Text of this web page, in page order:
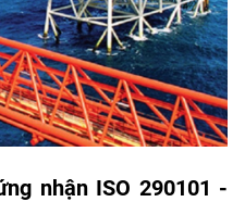
nhận ISO 290101 -